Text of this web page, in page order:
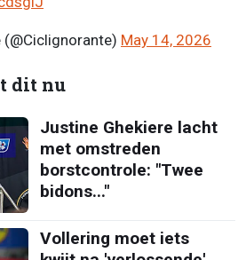
May 14, 2026
dit nu
Justine Ghekiere lacht
met omstreden
borstcontrole: "Twee
bidons..."
Vollering moet iets